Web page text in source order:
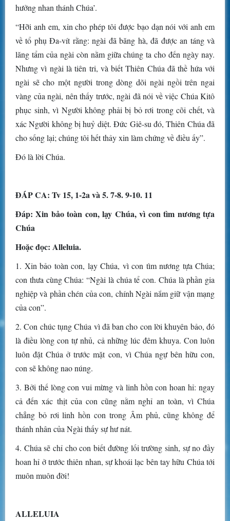
hưởng nhan thánh Chúa’.
“Hỡi anh em, xin cho phép tôi được bạo dạn nói với anh em
về tổ phụ Ða-vít rằng: ngài đã băng hà, đã được an táng và
lăng tẩm của ngài còn nằm giữa chúng ta cho đến ngày nay.
Nhưng vì ngài là tiên tri, và biết Thiên Chúa đã thề hứa với
ngài sẽ cho một người trong dòng dõi ngài ngồi trên ngai
vàng của ngài, nên thấy trước, ngài đã nói về việc Chúa Kitô
phục sinh, vì Người không phải bị bỏ rơi trong cõi chết, và
xác Người không bị huỷ diệt. Ðức Giê-su đó, Thiên Chúa đã
cho sống lại; chúng tôi hết thảy xin làm chứng về điều ấy”.
Ðó là lời Chúa.
ÐÁP CA: Tv 15, 1-2a và 5. 7-8. 9-10. 11
Ðáp: Xin bảo toàn con, lạy Chúa, vì con tìm nương tựa
Chúa
Hoặc đọc: Alleluia.
1. Xin bảo toàn con, lạy Chúa, vì con tìm nương tựa Chúa;
con thưa cùng Chúa: “Ngài là chúa tể con. Chúa là phần gia
nghiệp và phần chén của con, chính Ngài nắm giữ vận mạng
của con”.
2. Con chúc tụng Chúa vì đã ban cho con lời khuyên bảo, đó
là điều lòng con tự nhủ, cả những lúc đêm khuya. Con luôn
luôn đặt Chúa ở trước mặt con, vì Chúa ngự bên hữu con,
con sẽ không nao núng.
3. Bởi thế lòng con vui mừng và linh hồn con hoan hỉ: ngay
cả đến xác thịt của con cũng nằm nghỉ an toàn, vì Chúa
chẳng bỏ rơi linh hồn con trong Âm phủ, cũng không để
thánh nhân của Ngài thấy sự hư nát.
4. Chúa sẽ chỉ cho con biết đường lối trường sinh, sự no đầy
hoan hỉ ở trước thiên nhan, sự khoái lạc bên tay hữu Chúa tới
muôn muôn đời!
ALLELUIA